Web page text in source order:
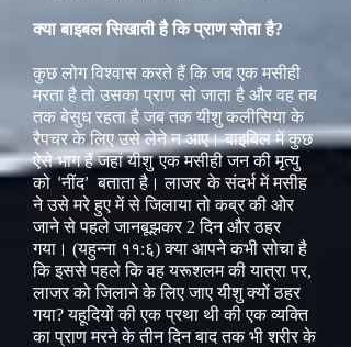
क्या बाइबल सिखाती है कि प्राण सोता है?
कुछ लोग विश्वास करते हैं कि जब एक मसीही
मरता है तो उसका प्राण सो जाता है और वह तब
तक बेसुध रहता है जब तक यीशु कलीसिया के
रैपचर के लिए उसे लेने न आए। बाइबिल में कुछ
ऐसे भाग हैं जहां यीशु एक मसीही जन की मृत्यु
को ‘नींद’बताता है। लाजर के संदर्भ में मसीह
ने उसे मरे हुए में से जिलाया तो कब्र की ओर
जाने से पहले जानबूझकर 2 दिन और ठहर
गया। (यहुन्ना ११:६) क्या आपने कभी सोचा है
कि इससे पहले कि वह यरूशलम की यात्रा पर,
लाजर को जिलाने के लिए जाए यीशु क्यों ठहर
गया? यहूदियों की एक प्रथा थी की एक व्यक्ति
का प्राण मरने के तीन दिन बाद तक भी शरीर के